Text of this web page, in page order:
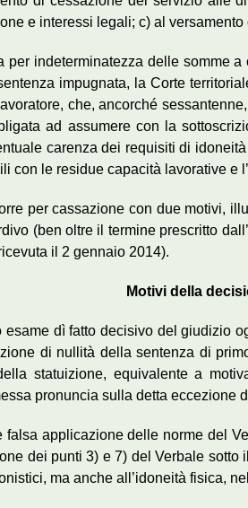
e interessi legali; c) al
indeterminatezza delle somme
impugnata, la Corte
che, ancorché
ad assumere con la
carenza dei requisiti di
con le residue capacità lavorative e
per cassazione con due motivi,
(ben oltre il termine prescritto
il 2 gennaio 2014).
Motivi della
dì fatto decisivo del giudizio
di nullità della sentenza di
statuizione, equivalente a
pronuncia sulla detta eccezione
applicazione delle norme del
dei punti 3) e 7) del Verbale
ma anche all’idoneità fisica,